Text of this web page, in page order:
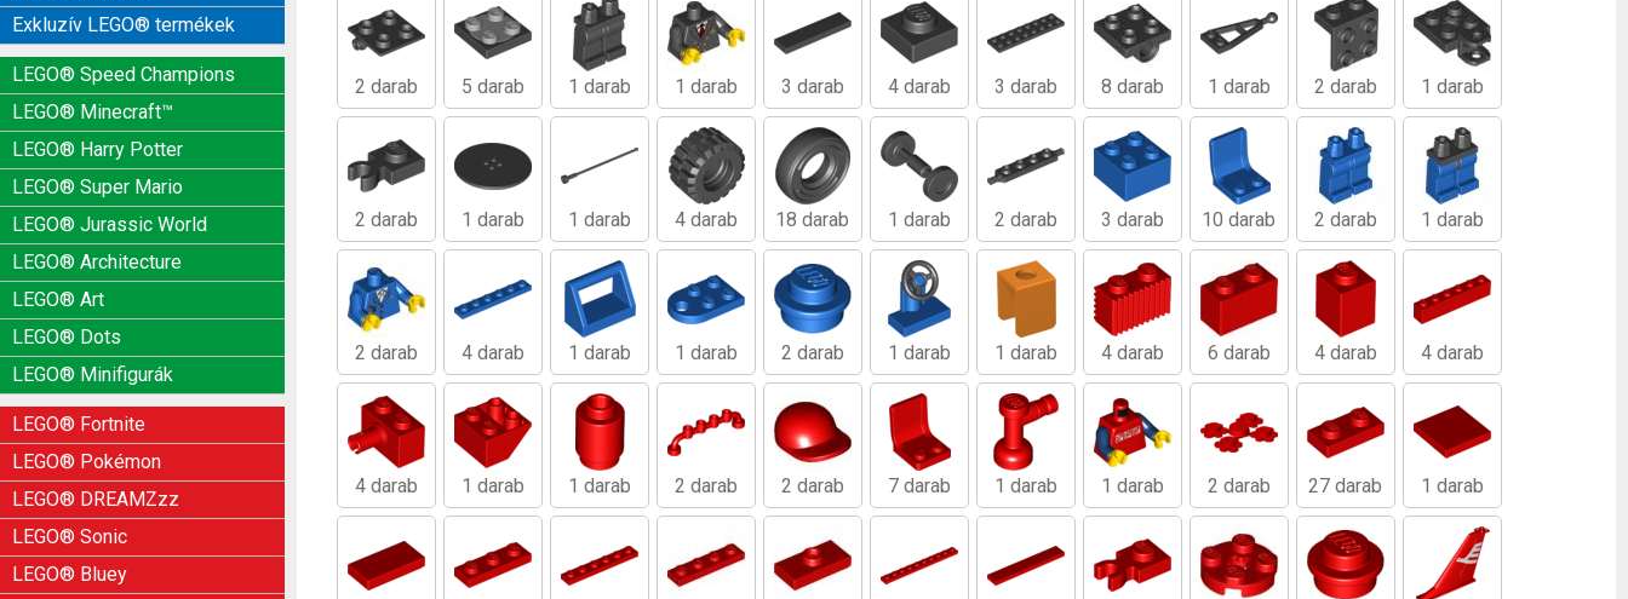
Exkluzív LEGO® termékek
LEGO® Speed Champions
LEGO® Minecraft™
LEGO® Harry Potter
LEGO® Super Mario
LEGO® Jurassic World
LEGO® Architecture
LEGO® Art
LEGO® Dots
LEGO® Minifigurák
LEGO® Fortnite
LEGO® Pokémon
LEGO® DREAMZzz
LEGO® Sonic
LEGO® Bluey
2 darab 5 darab 1 darab 1 darab 3 darab 4 darab 3 darab 8 darab 1 darab 2 darab 1 darab
2 darab 1 darab 1 darab 4 darab 18 darab 1 darab 2 darab 3 darab 10 darab 2 darab 1 darab
2 darab 4 darab 1 darab 1 darab 2 darab 1 darab 1 darab 4 darab 6 darab 4 darab 4 darab
4 darab 1 darab 1 darab 2 darab 2 darab 7 darab 1 darab 1 darab 2 darab 27 darab 1 darab